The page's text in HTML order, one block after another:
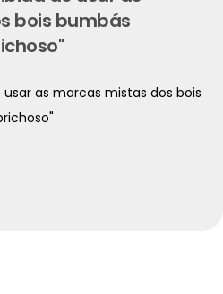
bois bumbás
as marcas mistas dos bois